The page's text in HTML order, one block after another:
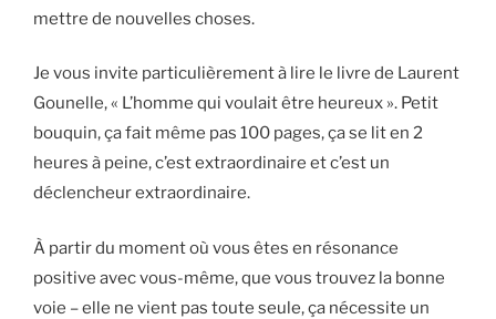
mettre de nouvelles choses.
Je vous invite particulièrement à lire le livre de Laurent
Gounelle, « L’homme qui voulait être heureux ». Petit
bouquin, ça fait même pas 100 pages, ça se lit en 2
heures à peine, c’est extraordinaire et c’est un
déclencheur extraordinaire.
À partir du moment où vous êtes en résonance
positive avec vous-même, que vous trouvez la bonne
voie – elle ne vient pas toute seule, ça nécessite un